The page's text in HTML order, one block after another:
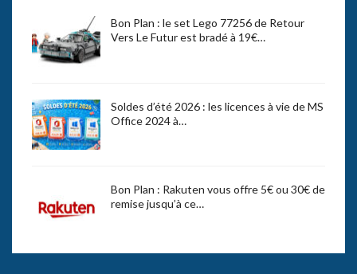
Bon Plan : le set Lego 77256 de Retour
Vers Le Futur est bradé à 19€…
Soldes d’été 2026 : les licences à vie de MS
Office 2024 à…
Bon Plan : Rakuten vous offre 5€ ou 30€ de
remise jusqu’à ce…